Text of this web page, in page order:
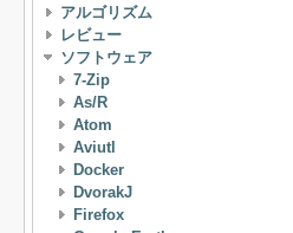
アルゴリズム
レビュー
ソフトウェア
7-Zip
As/R
Atom
Aviutl
Docker
DvorakJ
Firefox